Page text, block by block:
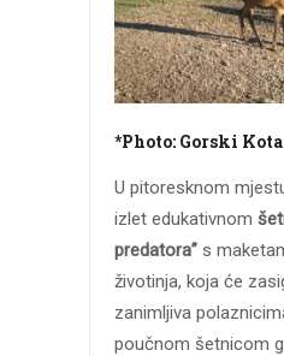
*Photo: Gorski
U pitoresknom
izlet edukativnom
predatora”s
životinja, koja će
zanimljiva
poučnom šetnicom